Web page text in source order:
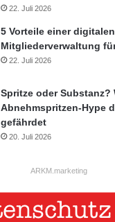
22. Juli 2026
5 Vorteile einer digitalen
Mitgliederverwaltung
22. Juli 2026
Spritze oder Substanz?
Abnehmspritzen-Hype
gefährdet
20. Juli 2026
ARKM.marketing